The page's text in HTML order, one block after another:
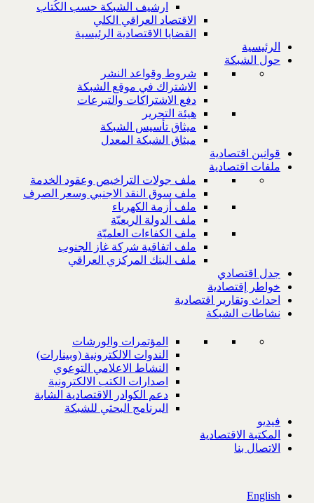
ارشيف الشبكة حسب الكُتاب
الاقتصاد العراقي الكلي
القضايا الاقتصادية الرئيسية
الرئيسية
حول الشبكة
شروط وقواعد النشر
الاشتراك في موقع الشبكة
دفع الاشتراكات والتبرعات
هيئة التحرير
ميثاق تأسيس الشبكة
ميثاق الشبكة المعدل
قوانين اقتصادية
ملفات اقتصادية
ملف جولات التراخيص وعقود الخدمة
ملف سوق النقد الاجنبي وسعر الصرف
ملف أزمة الكهرباء
ملف الدولة الريعيّة
ملف الكفاءات العلميّة
ملف اتفاقية شركة غاز الجنوب
ملف البنك المركزي العراقي
جدل اقتصادي
خواطر إقتصادية
احداث وتقارير اقتصادية
نشاطات الشبكة
المؤتمرات والورشات
الندوات الالكترونية (وبينارات)
النشاط الاعلامي التوعوي
اصدارات الكتب الالكترونية
دعم الكوادر الاقتصادية الشابة
البرنامج البحثي للشبكة
فيديو
المكتبة الاقتصادية
الاتصال بنا
English